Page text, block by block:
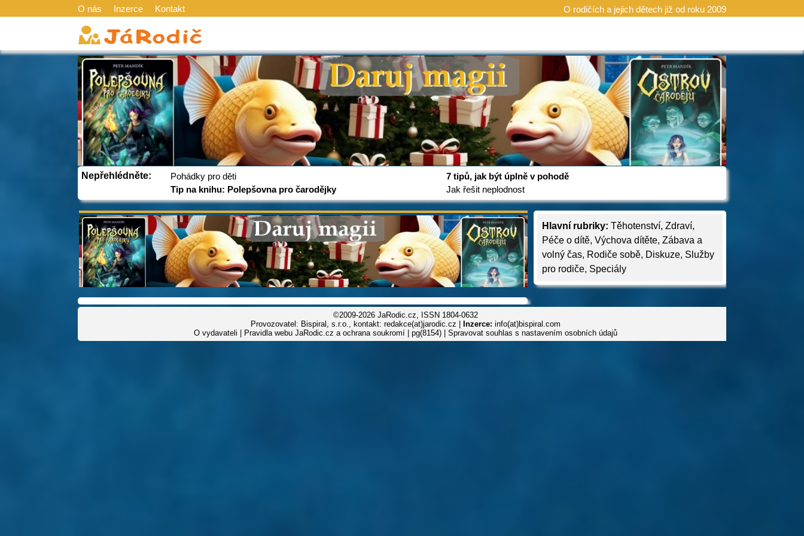
O nás Inzerce Kontakt O rodičích a jejich dětech již od roku 2009
Nepřehlédněte:
Pohádky pro děti
Tip na knihu: Polepšovna pro čarodějky
7 tipů, jak být úplně v pohodě
Jak řešit neplodnost
Hlavní rubriky: Těhotenství, Zdraví,
Péče o dítě, Výchova dítěte, Zábava a
volný čas, Rodiče sobě, Diskuze, Služby
pro rodiče, Speciály
©2009-2026 JaRodic.cz, ISSN 1804-0632
Provozovatel: Bispiral, s.r.o., kontakt: redakce(at)jarodic.cz |
Inzerce: info(at)bispiral.com
O vydavateli
Pravidla webu JaRodic.cz a ochrana soukromí | pg(8154) | Spravovat souhlas s nastavením osobních údajů